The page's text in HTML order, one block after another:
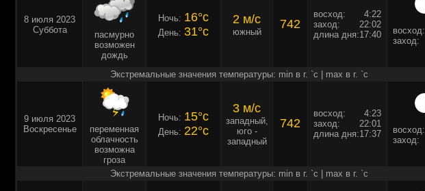
8 июля 2023
Суббота
пасмурно
возможен
дождь
Ночь: 16°c
День: 31°c
2 м/c
южный
742
восход:
4:22
заход:
22:02
длина дня:17:40 восход:
заход:
Экстремальные значения температуры: min в г. `c | max в г. `c
9 июля 2023
Воскресенье
переменная
облачность
возможна
гроза
Ночь: 15°c
День: 22°c
3 м/c
западный,
юго -
западный
742
восход:
4:23
заход:
22:01
длина дня:17:37 восход:
заход:
Экстремальные значения температуры: min в г. `c | max в г. `c